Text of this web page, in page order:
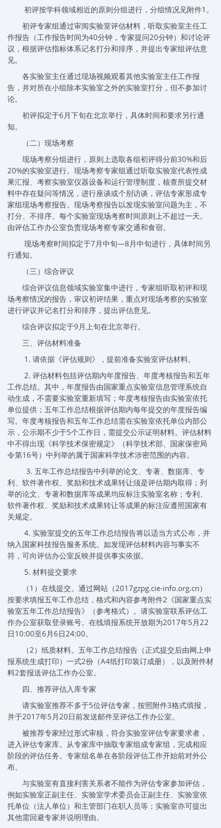
初评按学科领域相近的原则分组进行，分组情况见附件1。
初评专家组通过审阅实验室评估材料，听取实验室主任工
作报告（工作报告时间为40分钟，专家提问20分钟）和讨论评
议，根据评估指标体系记名打分和排序，并提出专家组评估意
见。
各实验室主任通过现场视频观看其他实验室主任工作报
告，并对所在小组除本实验室之外的实验室打分，但不参加讨
论。
初评拟定于6月下旬在北京举行，具体时间和要求另行通
知。
（二）现场考察
现场考察分组进行，原则上选取各组初评得分前30%和后
20%的实验室进行。现场考察专家组通过听取实验室代表性成
果汇报、考察实验室仪器设备和运行管理制度，核查所提交材
料中存在疑问等情况，进行座谈或个别访谈，评估专家形成专
家组现场考察报告。现场考察报告以发现实验室问题为主，不
打分、不排序。每个实验室现场考察时间原则上不超过一天。
由评估工作办公室负责现场考察专家交通和食宿。
现场考察时间拟定于7月中旬—8月中旬进行，具体时间另
行通知。
（三）综合评议
综合评议信息领域实验室集中进行，专家组听取初评和现
场考察情况的报告，审议初评结果，重点对现场考察的实验室
进行评议并记名打分和排序，提出评估意见。
综合评议拟定于9月上旬在北京举行。
三、评估材料准备
1. 请依据《评估规则》，提前准备实验室评估材料。
2. 评估材料包括评估期内年度报告、年度考核报告和五年
工作总结。其中，年度报告由国家重点实验室信息管理系统自
动生成，不需要实验室重新填写；年度考核报告由实验室依托
单位提供；五年工作总结根据评估期内每年提交的年度报告编
写。年度考核报告和五年工作总结需在实验室依托单位内部公
示，公示期不少于5个工作日，需提交公示证明材料。评估材料
中不得出现《科学技术保密规定》（科学技术部、国家保密局
令第16号）中列举的属于国家科学技术涉密范围的内容。
3. 五年工作总结报告中列举的论文、专著、数据库、专
利、软件著作权、奖励和技术成果转让须是评估期内取得；列
举的论文、专著和数据库等成果均应标注实验室名称；专利、
软件著作权、奖励和技术成果转让等成果的标注应遵照国家有
关规定。
4. 实验室提交的五年工作总结报告将以适当方式公布，并
纳入国家科技报告服务系统。如发现评估材料内容与事实不
符，可向评估办公室反映并提供事实依据。
5. 材料提交要求
（1）在线提交。通过网站（2017gzpg.cie-info.org.cn）
按要求填报五年工作总结，格式和内容参考附件2《国家重点实
验室五年工作总结报告》（参考格式）。请实验室联系评估工
作办公室获取登录账号。在线填报系统开放期为2017年5月22
日10:00至6月6日24:00。
（2）纸质材料。五年工作总结报告（正式提交后由网上申
报系统生成打印）一式2份（A4纸打印装订成册），以及附件材
料2套报送评估工作办公室。
四、推荐评估入库专家
请实验室推荐不多于5位评估专家，按照附件3格式填报，
并于2017年5月20日前发送邮件至评估工作办公室。
被推荐专家经过形式审核，符合实验室评估专家要求者，
进入评估专家库。从专家库中抽取专家组成专家组，完成相应
阶段的评估任务。专家组名单在各阶段评估工作开始前对外公
布。
与实验室有直接利害关系者不能作为评估专家参加评估，
例如实验室正副主任、实验室学术委员会正副主任、实验室依
托单位（法人单位）和主管部门在职人员等；实验室亦可提出
其他需回避专家并说明理由。